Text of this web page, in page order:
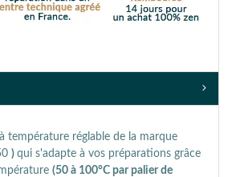
température réglable de la marque
) qui s'adapte à vos préparations grâce
(50 à 100°C par palier de